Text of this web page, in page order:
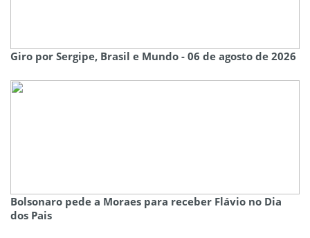
Giro por Sergipe, Brasil e Mundo - 06 de agosto de 2026
Bolsonaro pede a Moraes para receber Flávio no Dia
dos Pais